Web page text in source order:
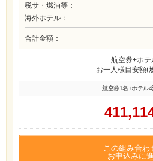
税サ・燃油等：
海外ホテル：
合計金額：
航空券+ホテ
お一人様目安額(
航空券1名+ホテル
この組み合わ
お申込みに